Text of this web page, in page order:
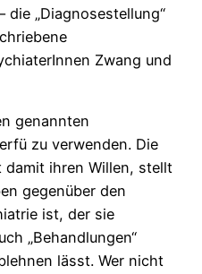
„Diagnosestellung“
Zwang und
genannten
zu verwenden. Die
ihren Willen, stellt
gegenüber den
ist, der sie
„Behandlungen“
lässt. Wer nicht